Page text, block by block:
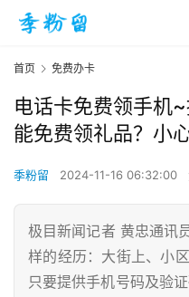
首页 免费办卡
电话卡免费领手机
能免费领礼品？小
季粉留 2024-11-16 06:32:00
极目新闻记者 黄忠通讯
样的经历：大街上、小
只要提供手机号码及验